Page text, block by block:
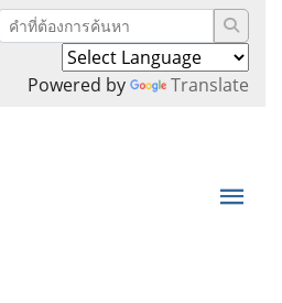
Powered by Translate